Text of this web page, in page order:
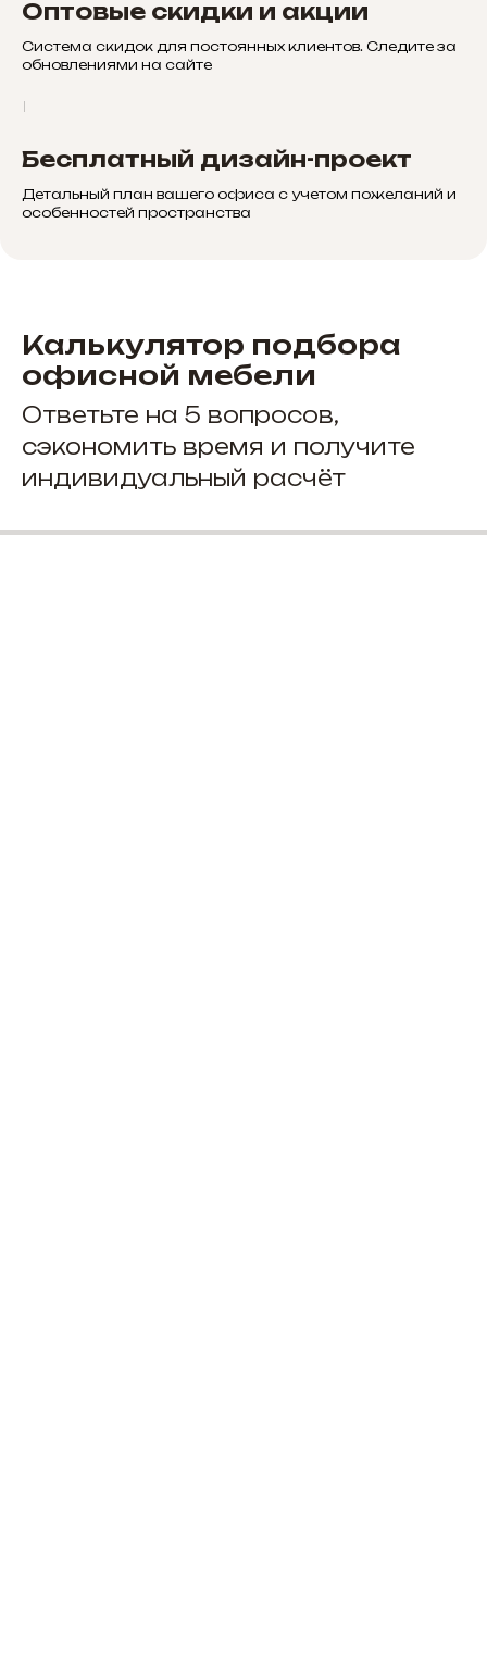
Оптовые скидки и акции
Система скидок для постоянных клиентов. Следите за
обновлениями на сайте
Бесплатный дизайн-проект
Детальный план вашего офиса с учетом пожеланий и
особенностей пространства
Калькулятор подбора
офисной мебели
Ответьте на 5 вопросов,
сэкономить время и получите
индивидуальный расчёт